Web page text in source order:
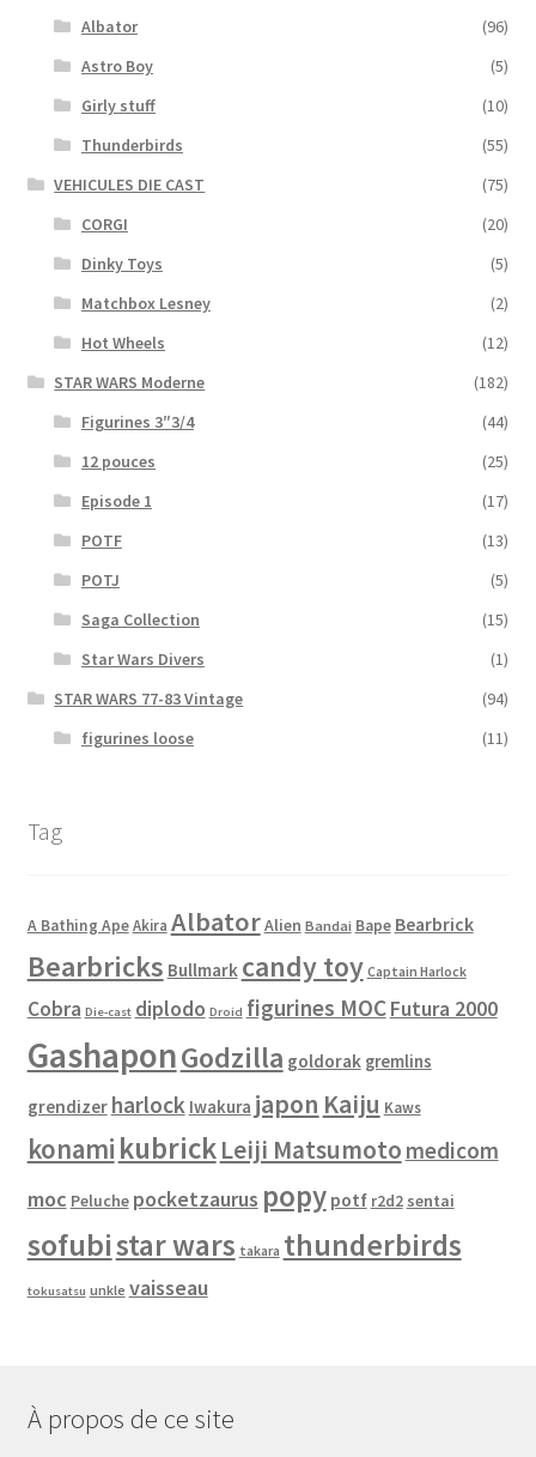
Albator
(96)
Astro Boy
(5)
Girly stuff
(10)
Thunderbirds
(55)
VEHICULES DIE CAST
(75)
CORGI
(20)
Dinky Toys
(5)
Matchbox Lesney
(2)
Hot Wheels
(12)
STAR WARS Moderne
(182)
Figurines 3″3/4
(44)
12 pouces
(25)
Episode 1
(17)
POTF
(13)
POTJ
(5)
Saga Collection
(15)
Star Wars Divers
(1)
STAR WARS 77-83 Vintage
(94)
figurines loose
(11)
Tag
A Bathing Ape Akira AlbatorAlien Bandai Bape Bearbrick
Bearbricks Bullmark candy toy Captain Harlock
Cobra Die-cast diplodo Droid figurines MOCFutura 2000
GashaponGodzilla goldorak gremlins
grendizer harlock Iwakura japon Kaiju Kaws
konami kubrickLeiji Matsumoto medicom
moc Peluche pocketzaurus popy potf r2d2 sentai
sofubistar wars takara thunderbirds
tokusatsu unkle vaisseau
À propos de ce site